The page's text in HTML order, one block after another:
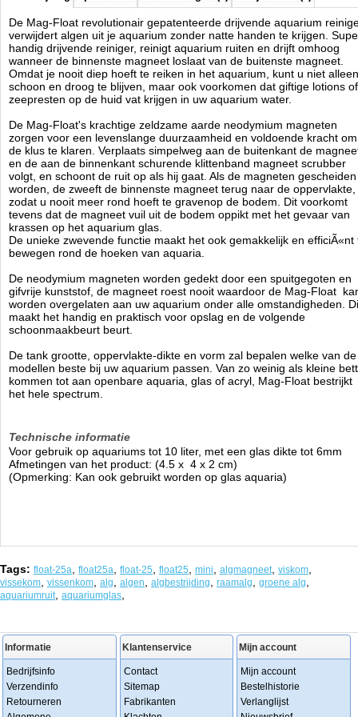
Mag-Float
Manufactured by:Mag-Float
Model:US-2030
Product ID: 0790950000259
3.2102 7.5 7.5 Available from: Aquariumonderdelen.nl 2026-09-03 1New
De Mag-Float revolutionair gepatenteerde drijvende aquarium
verwijdert algen uit je aquarium zonder natte handen te krijgen.
handig drijvende reiniger, reinigt aquarium ruiten en drijft omhoog
wanneer de binnenste magneet loslaat van de buitenste magneet.
Omdat je nooit diep hoeft te reiken in het aquarium, kunt u niet alleen
schoon en droog te blijven, maar ook voorkomen dat giftige lotions of
zeepresten op de huid vat krijgen in uw aquarium water.
De Mag-Float's krachtige zeldzame aarde neodymium magneten
zorgen voor een levenslange duurzaamheid en voldoende kracht om
de klus te klaren. Verplaats simpelweg aan de buitenkant de
en de aan de binnenkant schurende klittenband magneet scrubber
volgt, en schoont de ruit op als hij gaat. Als de magneten gescheiden
worden, de zweeft de binnenste magneet terug naar de oppervlakte,
zodat u nooit meer rond hoeft te gravenop de bodem. Dit voorkomt
tevens dat de magneet vuil uit de bodem oppikt met het gevaar van
krassen op het aquarium glas.
De unieke zwevende functie maakt het ook gemakkelijk en efficiÃ«nt
bewegen rond de hoeken van aquaria.
De neodymium magneten worden gedekt door een spuitgegoten en
gifvrije kunststof, de magneet roest nooit waardoor de Mag-Float
worden overgelaten aan uw aquarium onder alle omstandigheden.
maakt het handig en praktisch voor opslag en de volgende
schoonmaakbeurt beurt.
De tank grootte, oppervlakte-dikte en vorm zal bepalen welke van
modellen beste bij uw aquarium passen. Van zo weinig als kleine
kommen tot aan openbare aquaria, glas of acryl, Mag-Float bestrijkt
het hele spectrum.
Technische informatie
Voor gebruik op aquariums tot 10 liter, met een glas dikte tot 6mm
Afmetingen van het product: (4.5 x 4 x 2 cm)
(Opmerking: Kan ook gebruikt worden op glas aquaria)
Tags: float-25a float25a float-25 float25 mini algmagneet viskom
vissekom vissenkom alg algen algbestrijding raamalg groene alg
aquariumruit aquariumglas
Informatie
Bedrijfsinfo
Verzendinfo
Retourneren
Klantenservice
Contact
Sitemap
Fabrikanten
Mijn account
Mijn account
Bestelhistorie
Verlanglijst